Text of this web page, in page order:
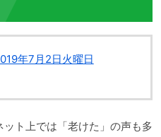
年7月2日火曜日
ト上では「老けた」の声も多